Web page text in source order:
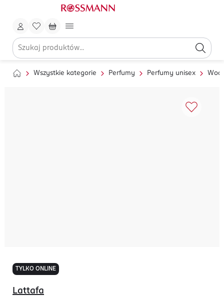
Wszystkie kategorie Perfumy Perfumy unisex
TYLKO ONLINE
Lattafa